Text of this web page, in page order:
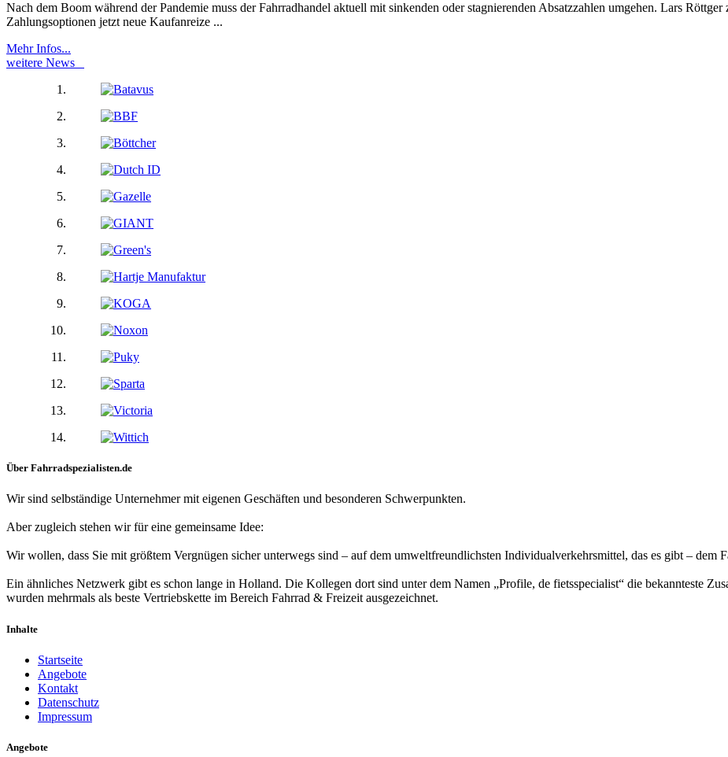
Nach dem Boom während der Pandemie muss der Fahrradhandel aktuell mit sinkenden oder stagnierenden Absatzzahlen umgehen. Lars
Zahlungsoptionen jetzt neue Kaufanreize ...
Mehr Infos...
weitere News
Über Fahrradspezialisten.de
Wir sind selbständige Unternehmer mit eigenen Geschäften und besonderen Schwerpunkten.
Aber zugleich stehen wir für eine gemeinsame Idee:
Wir wollen, dass Sie mit größtem Vergnügen sicher unterwegs sind – auf dem umweltfreundlichsten Individualverkehrsmittel, das es gibt – dem
Ein ähnliches Netzwerk gibt es schon lange in Holland. Die Kollegen dort sind unter dem Namen „Profile, de fietsspecialist“ die bekannteste
wurden mehrmals als beste Vertriebskette im Bereich Fahrrad & Freizeit ausgezeichnet.
Inhalte
Startseite
Angebote
Kontakt
Datenschutz
Impressum
Angebote